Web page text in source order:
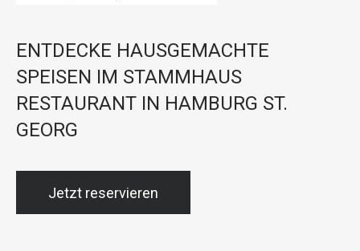
ENTDECKE HAUSGEMACHTE
SPEISEN IM STAMMHAUS
RESTAURANT IN HAMBURG ST.
GEORG
Jetzt reservieren